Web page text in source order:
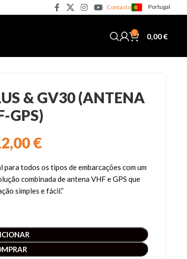
Contacto Portugal
0 0,00€
& GV30 (ANTENA
GPS)
€
para todos os tipos de embarcações com um
combinada de antena VHF e GPS que
simples e fácil.”